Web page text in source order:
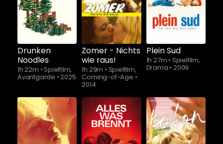
ab$5.90
Drunken
Noodles
1h 22m • Spielfilm,
Avantgarde •2025
Zomer - Nichts
wie raus!
1h 29m • Spielfilm,
Coming-of-Age •
2014
Plein Sud
1h 27m • Spielfilm,
Drama • 2009
Schauen Sie
Schauen Sie